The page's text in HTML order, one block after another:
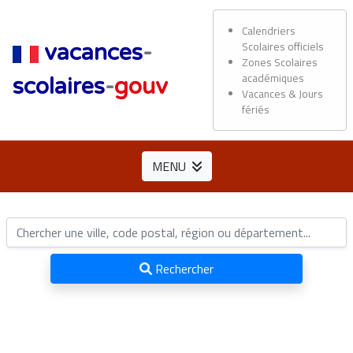
vacances-
scolaires-gouv
Calendriers
Scolaires officiels
Zones Scolaires
académiques
Vacances & Jours
fériés
MENU
Rechercher